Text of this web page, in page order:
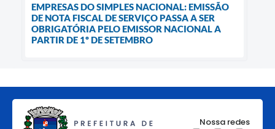
EMPRESAS DO SIMPLES NACIONAL: EMISSÃO
DE NOTA FISCAL DE SERVIÇO PASSA A SER
OBRIGATÓRIA PELO EMISSOR NACIONAL A
PARTIR DE 1º DE SETEMBRO
Nossa redes